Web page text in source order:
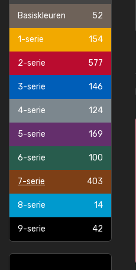
Basiskleuren 52
1-serie 154
2-serie 577
3-serie 146
4-serie 124
5-serie 169
6-serie 100
7-serie 403
8-serie 14
9-serie 42